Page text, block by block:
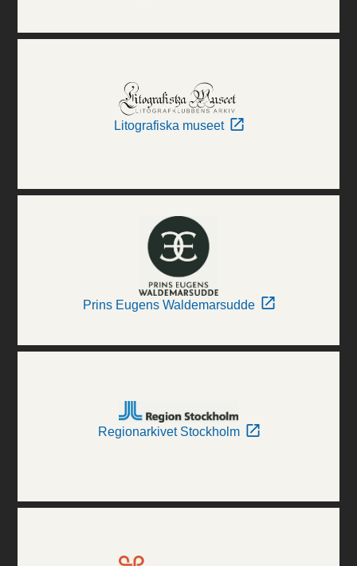
Litografiska museet
Prins Eugens Waldemarsudde
Regionarkivet Stockholm